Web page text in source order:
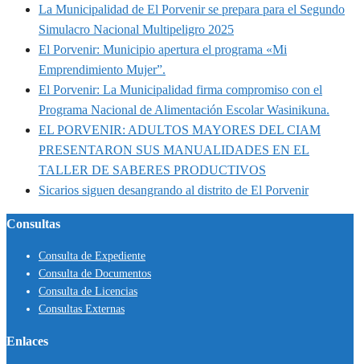
La Municipalidad de El Porvenir se prepara para el Segundo
Simulacro Nacional Multipeligro 2025
El Porvenir: Municipio apertura el programa «Mi
Emprendimiento Mujer”.
El Porvenir: La Municipalidad firma compromiso con el
Programa Nacional de Alimentación Escolar Wasinikuna.
EL PORVENIR: ADULTOS MAYORES DEL CIAM
PRESENTARON SUS MANUALIDADES EN EL
TALLER DE SABERES PRODUCTIVOS
Sicarios siguen desangrando al distrito de El Porvenir
Consultas
Consulta de Expediente
Consulta de Documentos
Consulta de Licencias
Consultas Externas
Enlaces